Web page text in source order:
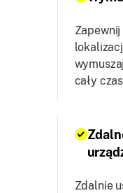
cały
Zdalnie